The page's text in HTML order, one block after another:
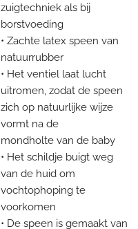
zuigtechniek als bij
borstvoeding
• Zachte latex speen van
natuurrubber
• Het ventiel laat lucht
uitromen, zodat de speen
zich op natuurlijke wijze
vormt na de
mondholte van de baby
• Het schildje buigt weg
van de huid om
vochtophoping te
voorkomen
• De speen is gemaakt van